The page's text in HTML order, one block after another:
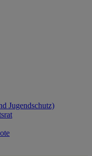
Jugendschutz)